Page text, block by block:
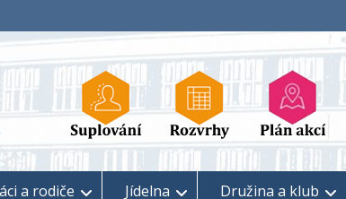
a rodiče Jídelna Družina a klub